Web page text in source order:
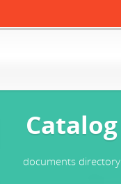
Catalog
documents directory